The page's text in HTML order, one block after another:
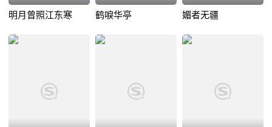
明月曾照江东寒 鹤唳华亭 媚者无疆